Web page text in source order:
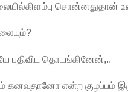
சொன்னதுதான்
பதிவிட தொடங்கினேன்,..
கனவுதானோ என்ற குழப்பம்